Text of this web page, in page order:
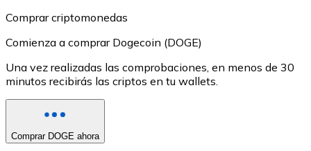
Comprar criptomonedas
Comienza a comprar Dogecoin (DOGE)
Una vez realizadas las comprobaciones, en menos de 30
minutos recibirás las criptos en tu wallets.
Comprar DOGE ahora